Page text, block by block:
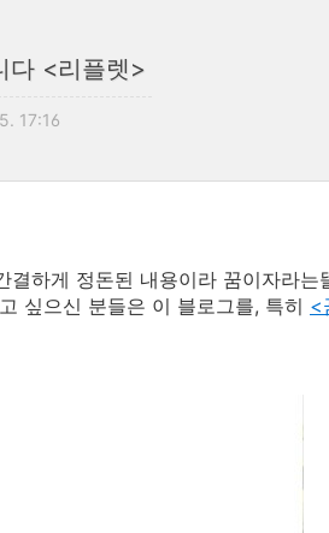
다 <리플렛>
17:16
하게 정돈된 내용이라 꿈이자라는
싶으신 분들은 이 블로그를, 특히 <